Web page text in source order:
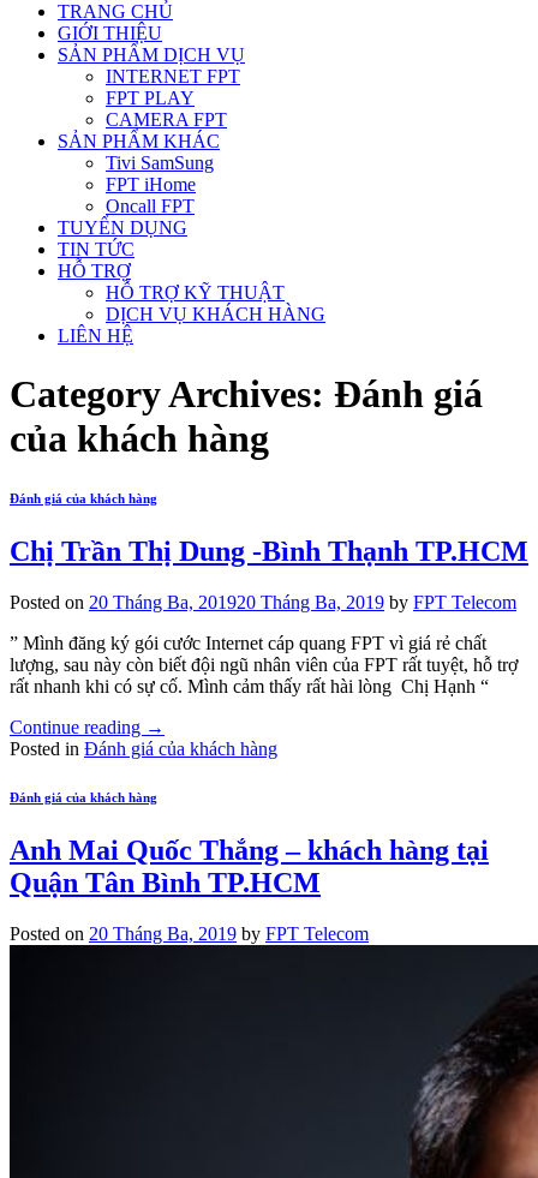
TRANG CHỦ
GIỚI THIỆU
SẢN PHẨM DỊCH VỤ
INTERNET FPT
FPT PLAY
CAMERA FPT
SẢN PHẨM KHÁC
Tivi SamSung
FPT iHome
Oncall FPT
TUYỂN DỤNG
TIN TỨC
HỖ TRỢ
HỖ TRỢ KỸ THUẬT
DỊCH VỤ KHÁCH HÀNG
LIÊN HỆ
Category Archives: Đánh giá
của khách hàng
Đánh giá của khách hàng
Chị Trần Thị Dung -Bình Thạnh TP.HCM
Posted on 20 Tháng Ba, 201920 Tháng Ba, 2019 by FPT Telecom
” Mình đăng ký gói cước Internet cáp quang FPT vì giá rẻ chất
lượng, sau này còn biết đội ngũ nhân viên của FPT rất tuyệt, hỗ trợ
rất nhanh khi có sự cố. Mình cảm thấy rất hài lòng Chị Hạnh “
Continue reading →
Posted in Đánh giá của khách hàng
Đánh giá của khách hàng
Anh Mai Quốc Thắng – khách hàng tại
Quận Tân Bình TP.HCM
Posted on 20 Tháng Ba, 2019 by FPT Telecom